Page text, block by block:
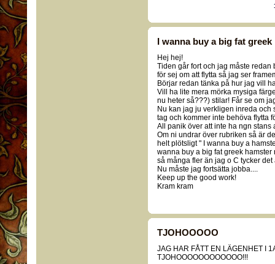
I wanna buy a big fat
Hej hej!
Tiden går fort och jag måste
för sej om att flytta så jag ser
Börjar redan tänka på hur jag vill
Vill ha lite mera mörka mysiga
nu heter så???) stilar! Får se om
Nu kan jag ju verkligen inreda och
tag och kommer inte behöva flytta
All panik över att inte ha ngn stans
Om ni undrar över rubriken så är
helt plötsligt " I wanna buy a
wanna buy a big fat greek hamster
så många fler än jag o C tycker det
Nu måste jag fortsätta jobba....
Keep up the good work!
Kram kram
TJOHOOOOO
JAG HAR FÅTT EN LÄGENHET I
TJOHOOOOOOOOOOOO!!!